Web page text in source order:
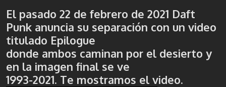
El pasado 22 de febrero de 2021 Daft
Punk anuncia su separación con un video
titulado Epilogue
donde ambos caminan por el desierto y
en la imagen final se ve
1993-2021. Te mostramos el video.